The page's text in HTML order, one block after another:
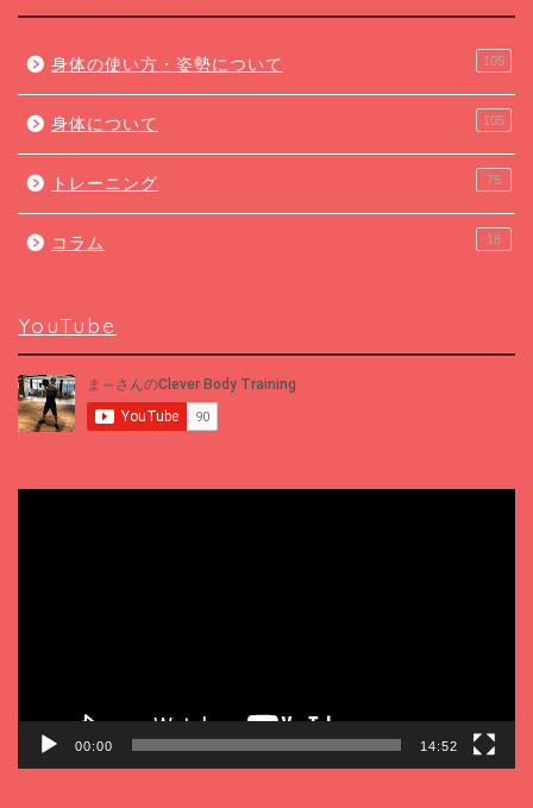
身体の使い方・姿勢について 105
身体について 105
トレーニング 75
コラム 18
YouTube
00:00 14:52